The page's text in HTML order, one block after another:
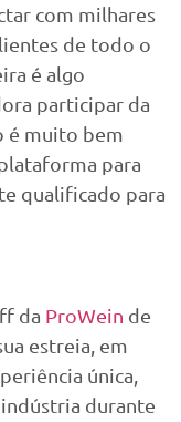
com milhares
de todo o
é algo
participar da
é muito bem
para
qualificado para
da ProWein de
estreia, em
única,
durante